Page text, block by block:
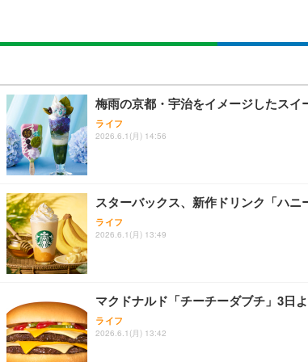
梅雨の京都・宇治をイメージしたス
ライフ
2026.6.1(月) 14:56
スターバックス、新作ドリンク「ハニ
ライフ
2026.6.1(月) 13:49
マクドナルド「チーチーダブチ」3日
ライフ
2026.6.1(月) 13:42